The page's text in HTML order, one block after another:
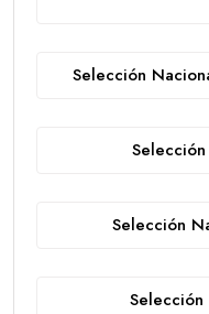
Selección
Selección
Selección